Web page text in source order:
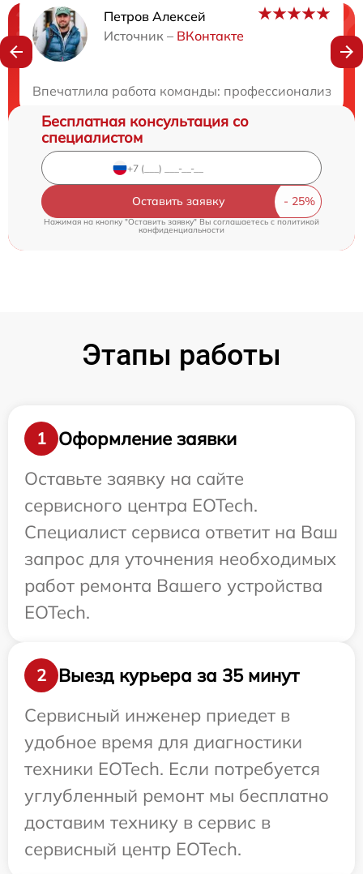
Петров Алексей
Источник – ВКонтакте
Впечатлила работа команды: профессионализм и
Нужна консультация?
Бесплатная консультация со
специалистом
Оставить заявку
Нажимая на кнопку "Оставить заявку" Вы соглашаетесь cполитикой
конфиденциальности
Этапы работы
1
Оформление заявки
Оставьте заявку на сайте
сервисного центра EOTech.
Специалист сервиса ответит на Ваш
запрос для уточнения необходимых
работ ремонта Вашего устройства
EOTech.
2
Выезд курьера за 35 минут
Сервисный инженер приедет в
удобное время для диагностики
техники EOTech. Если потребуется
углубленный ремонт мы бесплатно
доставим технику в сервис в
сервисный центр EOTech.